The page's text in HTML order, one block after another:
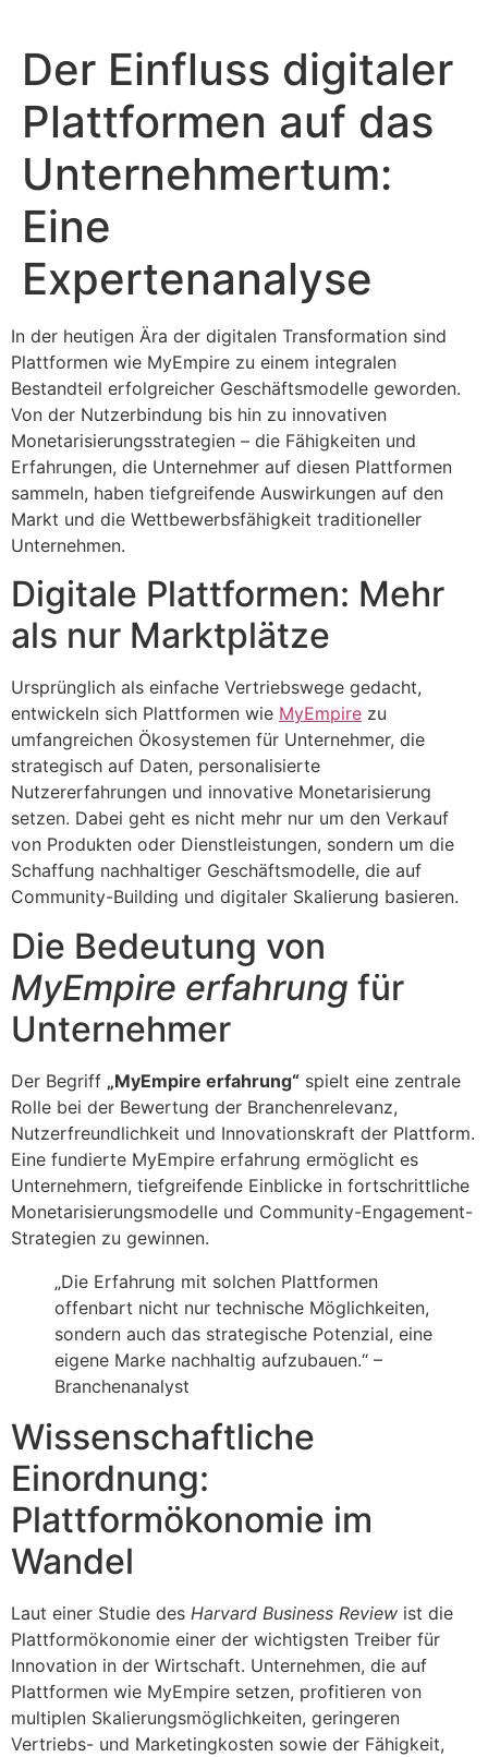
Der Einfluss digitaler
Plattformen auf das
Unternehmertum:
Eine
Expertenanalyse
In der heutigen Ära der digitalen Transformation sind
Plattformen wie MyEmpire zu einem integralen
Bestandteil erfolgreicher Geschäftsmodelle geworden.
Von der Nutzerbindung bis hin zu innovativen
Monetarisierungsstrategien – die Fähigkeiten und
Erfahrungen, die Unternehmer auf diesen Plattformen
sammeln, haben tiefgreifende Auswirkungen auf den
Markt und die Wettbewerbsfähigkeit traditioneller
Unternehmen.
Digitale Plattformen: Mehr
als nur Marktplätze
Ursprünglich als einfache Vertriebswege gedacht,
entwickeln sich Plattformen wie MyEmpire zu
umfangreichen Ökosystemen für Unternehmer, die
strategisch auf Daten, personalisierte
Nutzererfahrungen und innovative Monetarisierung
setzen. Dabei geht es nicht mehr nur um den Verkauf
von Produkten oder Dienstleistungen, sondern um die
Schaffung nachhaltiger Geschäftsmodelle, die auf
Community-Building und digitaler Skalierung basieren.
Die Bedeutung von
MyEmpire erfahrung für
Unternehmer
Der Begriff „MyEmpire erfahrung“ spielt eine zentrale
Rolle bei der Bewertung der Branchenrelevanz,
Nutzerfreundlichkeit und Innovationskraft der Plattform.
Eine fundierte MyEmpire erfahrung ermöglicht es
Unternehmern, tiefgreifende Einblicke in fortschrittliche
Monetarisierungsmodelle und Community-Engagement-
Strategien zu gewinnen.
„Die Erfahrung mit solchen Plattformen
offenbart nicht nur technische Möglichkeiten,
sondern auch das strategische Potenzial, eine
eigene Marke nachhaltig aufzubauen.“ –
Branchenanalyst
Wissenschaftliche
Einordnung:
Plattformökonomie im
Wandel
Laut einer Studie des Harvard Business Review ist die
Plattformökonomie einer der wichtigsten Treiber für
Innovation in der Wirtschaft. Unternehmen, die auf
Plattformen wie MyEmpire setzen, profitieren von
multiplen Skalierungsmöglichkeiten, geringeren
Vertriebs- und Marketingkosten sowie der Fähigkeit,